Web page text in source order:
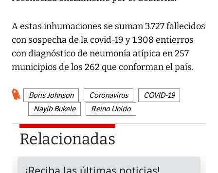
A estas inhumaciones se suman 3.727 fallecidos
con sospecha de la covid-19 y 1.308 entierros
con diagnóstico de neumonía atípica en 257
municipios de los 262 que conforman el país.
Boris Johnson Coronavirus
COVID-19
Nayib Bukele
Reino Unido
Relacionadas